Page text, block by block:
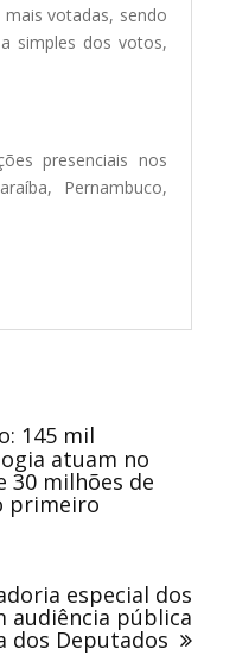
mais votadas, sendo
simples dos votos,
presenciais nos
Pernambuco,
145 mil
atuam no
30 milhões de
primeiro
especial dos
audiência pública
dos Deputados